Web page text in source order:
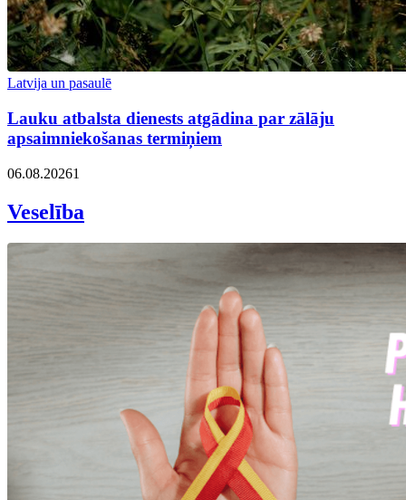
Latvija un pasaulē
Lauku atbalsta dienests atgādina par zālāju
apsaimniekošanas termiņiem
06.08.20261
Veselība